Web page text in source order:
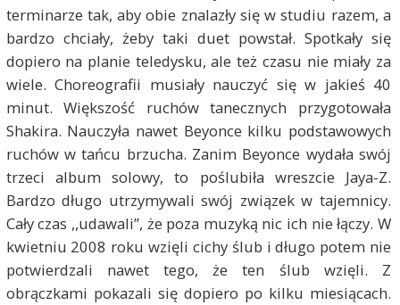
terminarze tak, aby obie znalazły się w studiu razem, a
bardzo chciały, żeby taki duet powstał. Spotkały się
dopiero na planie teledysku, ale też czasu nie miały za
wiele. Choreografii musiały nauczyć się w jakieś 40
minut. Większość ruchów tanecznych przygotowała
Shakira. Nauczyła nawet Beyonce kilku podstawowych
ruchów w tańcu brzucha. Zanim Beyonce wydała swój
trzeci album solowy, to poślubiła wreszcie Jaya-Z.
Bardzo długo utrzymywali swój związek w tajemnicy.
Cały czas ,,udawali”, że poza muzyką nic ich nie łączy. W
kwietniu 2008 roku wzięli cichy ślub i długo potem nie
potwierdzali nawet tego, że ten ślub wzięli. Z
obrączkami pokazali się dopiero po kilku miesiącach.